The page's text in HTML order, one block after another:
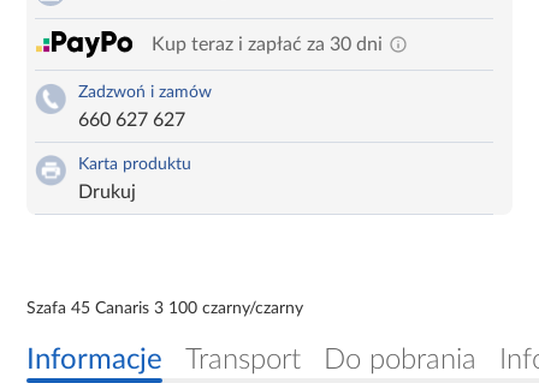
Kup teraz i zapłać za 30 dni
Zadzwoń i zamów
660 627 627
Karta produktu
Drukuj
Szafa 45 Canaris 3 100 czarny/czarny
Informacje Transport Do pobrania